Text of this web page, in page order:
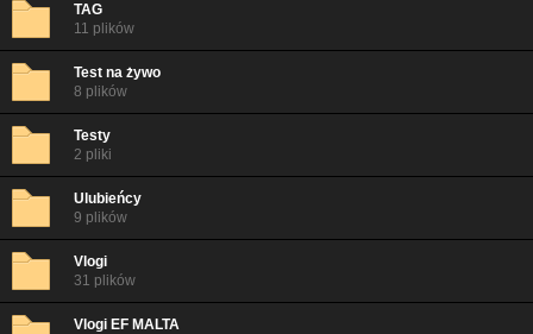
TAG
11 plików
Test na żywo
8 plików
Testy
2 pliki
Ulubieńcy
9 plików
Vlogi
31 plików
Vlogi EF MALTA